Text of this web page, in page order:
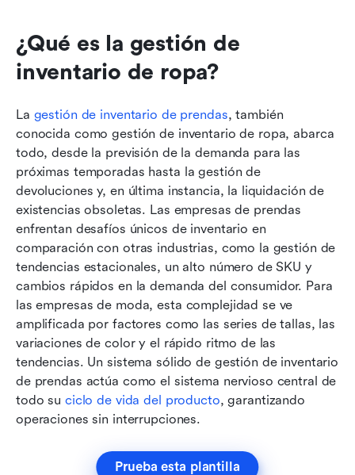
¿Qué es la gestión de
inventario de ropa?
La gestión de inventario de prendas, también
conocida como gestión de inventario de ropa, abarca
todo, desde la previsión de la demanda para las
próximas temporadas hasta la gestión de
devoluciones y, en última instancia, la liquidación de
existencias obsoletas. Las empresas de prendas
enfrentan desafíos únicos de inventario en
comparación con otras industrias, como la gestión de
tendencias estacionales, un alto número de SKU y
cambios rápidos en la demanda del consumidor. Para
las empresas de moda, esta complejidad se ve
amplificada por factores como las series de tallas, las
variaciones de color y el rápido ritmo de las
tendencias. Un sistema sólido de gestión de inventario
de prendas actúa como el sistema nervioso central de
todo su ciclo de vida del producto, garantizando
operaciones sin interrupciones.
Prueba esta plantilla
Conclusión
Preguntas frecuentes